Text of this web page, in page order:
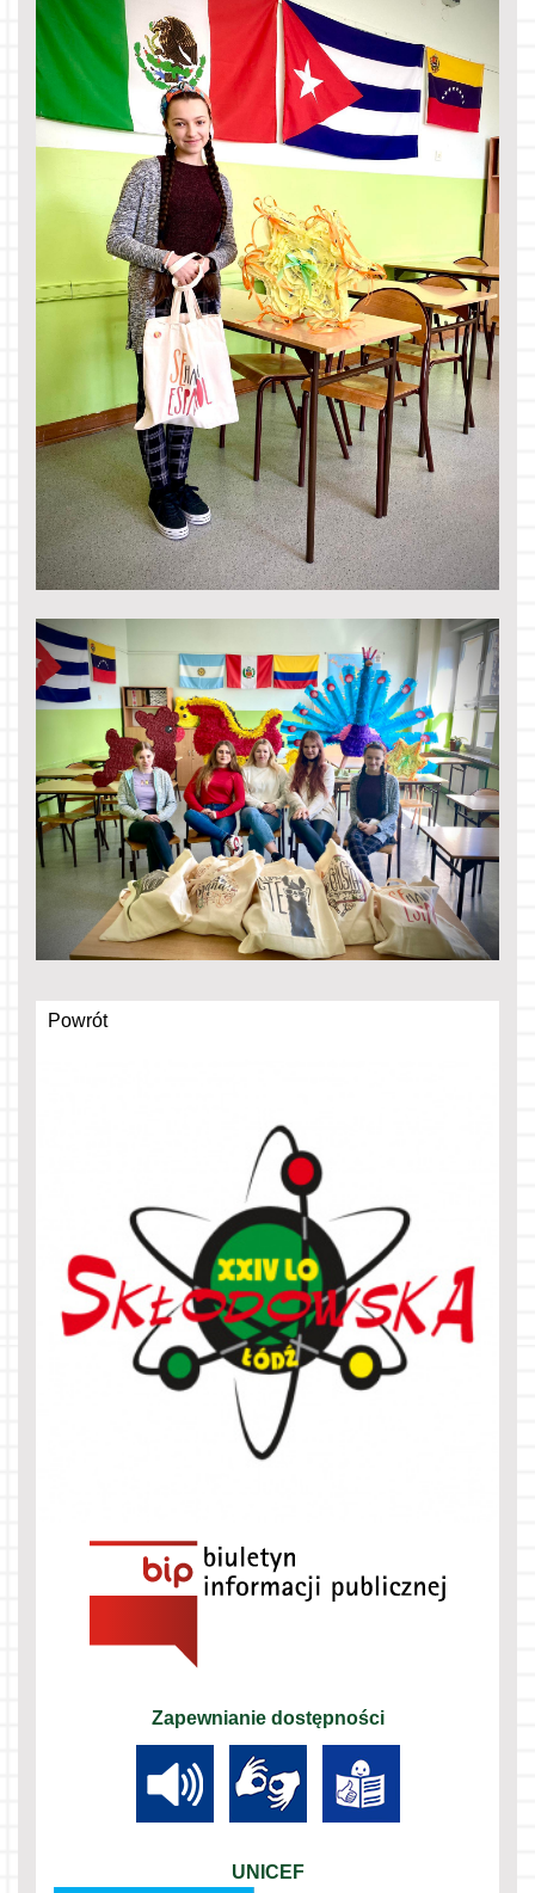
Powrót
Zapewnianie dostępności
UNICEF